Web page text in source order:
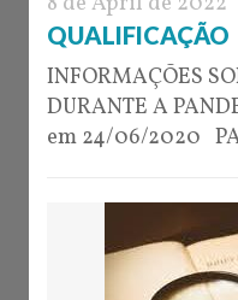
QUALIFICAÇÃO
INFORMAÇÕES
DURANTE A
em 24/06/2020